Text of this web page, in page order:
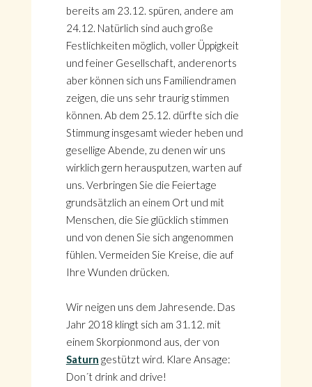
bereits am 23.12. spüren, andere am
24.12. Natürlich sind auch große
Festlichkeiten möglich, voller Üppigkeit
und feiner Gesellschaft, anderenorts
aber können sich uns Familiendramen
zeigen, die uns sehr traurig stimmen
können. Ab dem 25.12. dürfte sich die
Stimmung insgesamt wieder heben und
gesellige Abende, zu denen wir uns
wirklich gern herausputzen, warten auf
uns. Verbringen Sie die Feiertage
grundsätzlich an einem Ort und mit
Menschen, die Sie glücklich stimmen
und von denen Sie sich angenommen
fühlen. Vermeiden Sie Kreise, die auf
Ihre Wunden drücken.
Wir neigen uns dem Jahresende. Das
Jahr 2018 klingt sich am 31.12. mit
einem Skorpionmond aus, der von
Saturn gestützt wird. Klare Ansage:
Don´t drink and drive!